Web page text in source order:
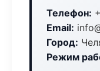
Телефон:
Email:
Город:
Режим